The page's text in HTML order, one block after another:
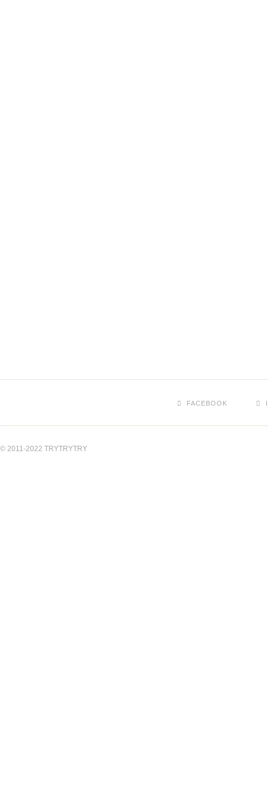
FACEBOOK
© 2011-2022 TRYTRYTRY